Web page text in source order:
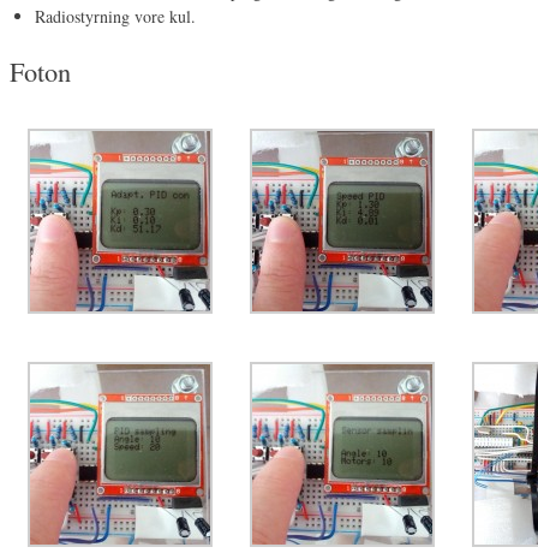
Radiostyrning vore kul.
Foton